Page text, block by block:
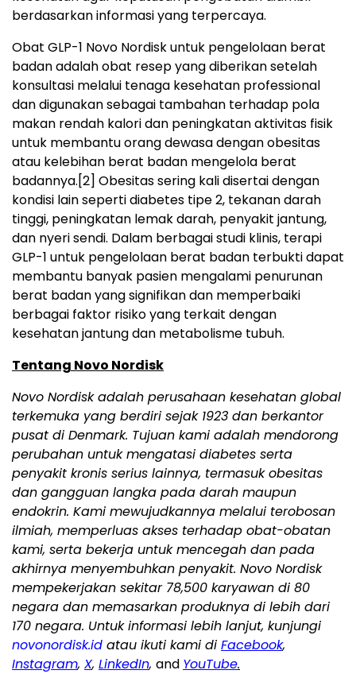
berdasarkan informasi yang terpercaya.
Obat GLP-1 Novo Nordisk untuk pengelolaan berat
badan adalah obat resep yang diberikan setelah
konsultasi melalui tenaga kesehatan professional
dan digunakan sebagai tambahan terhadap pola
makan rendah kalori dan peningkatan aktivitas fisik
untuk membantu orang dewasa dengan obesitas
atau kelebihan berat badan mengelola berat
badannya.[2] Obesitas sering kali disertai dengan
kondisi lain seperti diabetes tipe 2, tekanan darah
tinggi, peningkatan lemak darah, penyakit jantung,
dan nyeri sendi. Dalam berbagai studi klinis, terapi
GLP-1 untuk pengelolaan berat badan terbukti dapat
membantu banyak pasien mengalami penurunan
berat badan yang signifikan dan memperbaiki
berbagai faktor risiko yang terkait dengan
kesehatan jantung dan metabolisme tubuh.
Tentang Novo Nordisk
Novo Nordisk adalah perusahaan kesehatan global
terkemuka yang berdiri sejak 1923 dan berkantor
pusat di Denmark. Tujuan kami adalah mendorong
perubahan untuk mengatasi diabetes serta
penyakit kronis serius lainnya, termasuk obesitas
dan gangguan langka pada darah maupun
endokrin. Kami mewujudkannya melalui terobosan
ilmiah, memperluas akses terhadap obat-obatan
kami, serta bekerja untuk mencegah dan pada
akhirnya menyembuhkan penyakit. Novo Nordisk
mempekerjakan sekitar 78,500 karyawan di 80
negara dan memasarkan produknya di lebih dari
170 negara. Untuk informasi lebih lanjut, kunjungi
novonordisk.id atau ikuti kami di Facebook,
Instagram, X, LinkedIn, and YouTube.